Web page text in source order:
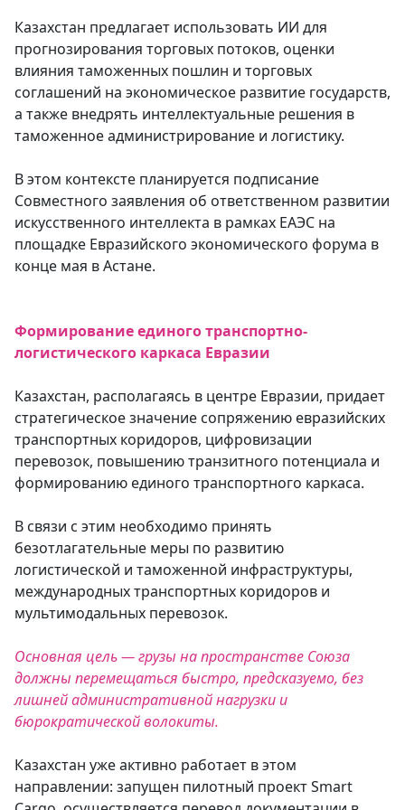
Казахстан предлагает использовать ИИ для
прогнозирования торговых потоков, оценки
влияния таможенных пошлин и торговых
соглашений на экономическое развитие государств,
а также внедрять интеллектуальные решения в
таможенное администрирование и логистику.
В этом контексте планируется подписание
Совместного заявления об ответственном развитии
искусственного интеллекта в рамках ЕАЭС на
площадке Евразийского экономического форума в
конце мая в Астане.
Формирование единого транспортно-
логистического каркаса Евразии
Казахстан, располагаясь в центре Евразии, придает
стратегическое значение сопряжению евразийских
транспортных коридоров, цифровизации
перевозок, повышению транзитного потенциала и
формированию единого транспортного каркаса.
В связи с этим необходимо принять
безотлагательные меры по развитию
логистической и таможенной инфраструктуры,
международных транспортных коридоров и
мультимодальных перевозок.
Основная цель — грузы на пространстве Союза
должны перемещаться быстро, предсказуемо, без
лишней административной нагрузки и
бюрократической волокиты.
Казахстан уже активно работает в этом
направлении: запущен пилотный проект Smart